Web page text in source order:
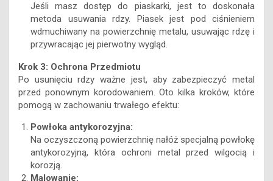
Jeśli masz dostęp do piaskarki, jest to doskonała
metoda usuwania rdzy. Piasek jest pod ciśnieniem
wdmuchiwany na powierzchnię metalu, usuwając rdzę i
przywracając jej pierwotny wygląd.
Krok 3: Ochrona Przedmiotu
Po usunięciu rdzy ważne jest, aby zabezpieczyć metal
przed ponownym korodowaniem. Oto kilka kroków, które
pomogą w zachowaniu trwałego efektu:
Powłoka antykorozyjna:
Na oczyszczoną powierzchnię nałóż specjalną powłokę
antykorozyjną, która ochroni metal przed wilgocią i
korozją.
Malowanie: